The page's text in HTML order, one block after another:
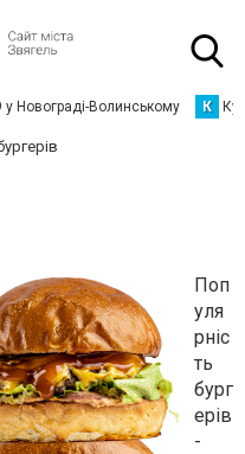
у Новограді-Волинському К
Поп
уля
рніс
ть
бург
ерів
-